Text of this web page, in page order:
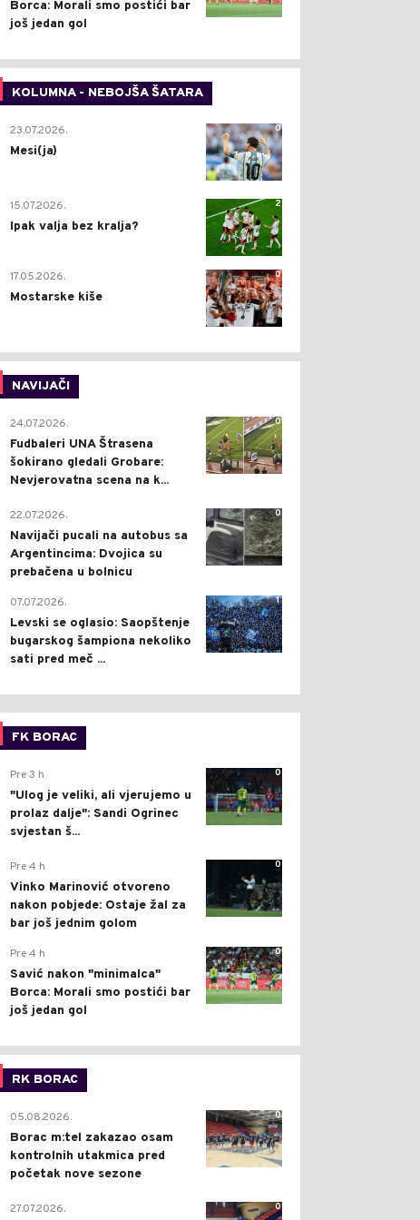
Borca: Morali smo postići bar
još jedan gol
KOLUMNA - NEBOJŠA ŠATARA
0
23.07.2026.
Mesi(ja)
2
15.07.2026.
Ipak valja bez kralja?
0
17.05.2026.
Mostarske kiše
NAVIJAČI
0
24.07.2026.
Fudbaleri UNA Štrasena
šokirano gledali Grobare:
Nevjerovatna scena na k...
0
22.07.2026.
Navijači pucali na autobus sa
Argentincima: Dvojica su
prebačena u bolnicu
1
07.07.2026.
Levski se oglasio: Saopštenje
bugarskog šampiona nekoliko
sati pred meč ...
FK BORAC
0
Pre 3 h
"Ulog je veliki, ali vjerujemo u
prolaz dalje": Sandi Ogrinec
svjestan š...
0
Pre 4 h
Vinko Marinović otvoreno
nakon pobjede: Ostaje žal za
bar još jednim golom
0
Pre 4 h
Savić nakon "minimalca"
Borca: Morali smo postići bar
još jedan gol
RK BORAC
0
05.08.2026.
Borac m:tel zakazao osam
kontrolnih utakmica pred
početak nove sezone
0
27.07.2026.